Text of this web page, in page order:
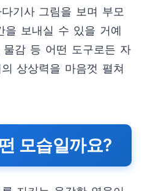
기사 그림을 보며 부모
을 보내실 수 있을 거예
물감 등 어떤 도구로든 자
상상력을 마음껏 펼쳐
모습일까요?